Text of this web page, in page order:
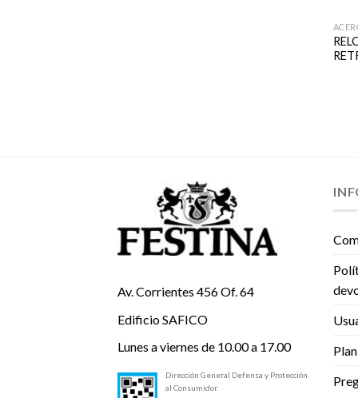
Av. Corrientes 456 Of. 64
Edificio SAFICO
Lunes a viernes de 10.00 a 17.00
Dirección General Defensa y Protección
al Consumidor.